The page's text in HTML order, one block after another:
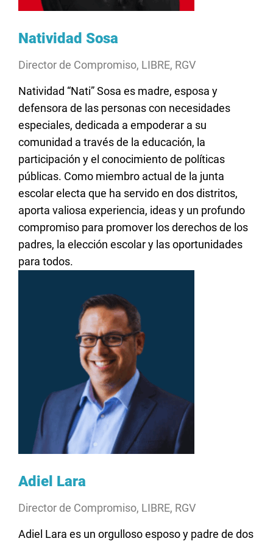
Natividad Sosa
Director de Compromiso, LIBRE, RGV
Natividad “Nati” Sosa es madre, esposa y
defensora de las personas con necesidades
especiales, dedicada a empoderar a su
comunidad a travésde la educación, la
participación yel conocimientode políticas
públicas. Como miembro actual de la junta
escolarelecta que ha servidoen dosdistritos,
aporta valiosa experiencia, ideas y un profundo
compromiso para promover losderechos de los
padres, la elección escolar y lasoportunidades
para todos.
Adiel Lara
Director de Compromiso, LIBRE, RGV
Adiel Lara es un orgulloso esposo y padre de dos